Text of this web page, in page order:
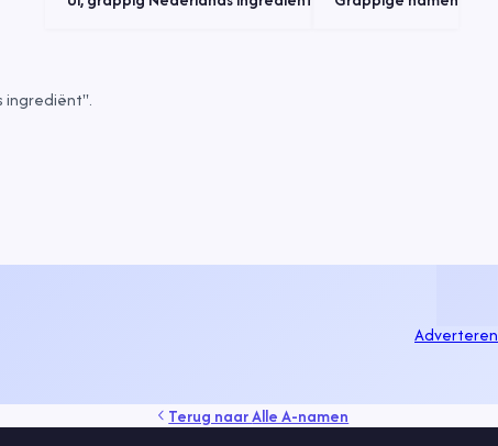
ingrediënt".
Adverteren
Terug naarAlle A-namen